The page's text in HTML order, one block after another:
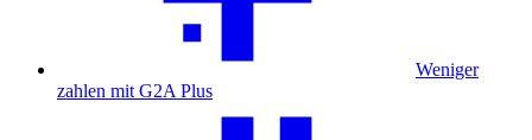
Weniger
zahlen mit G2A Plus